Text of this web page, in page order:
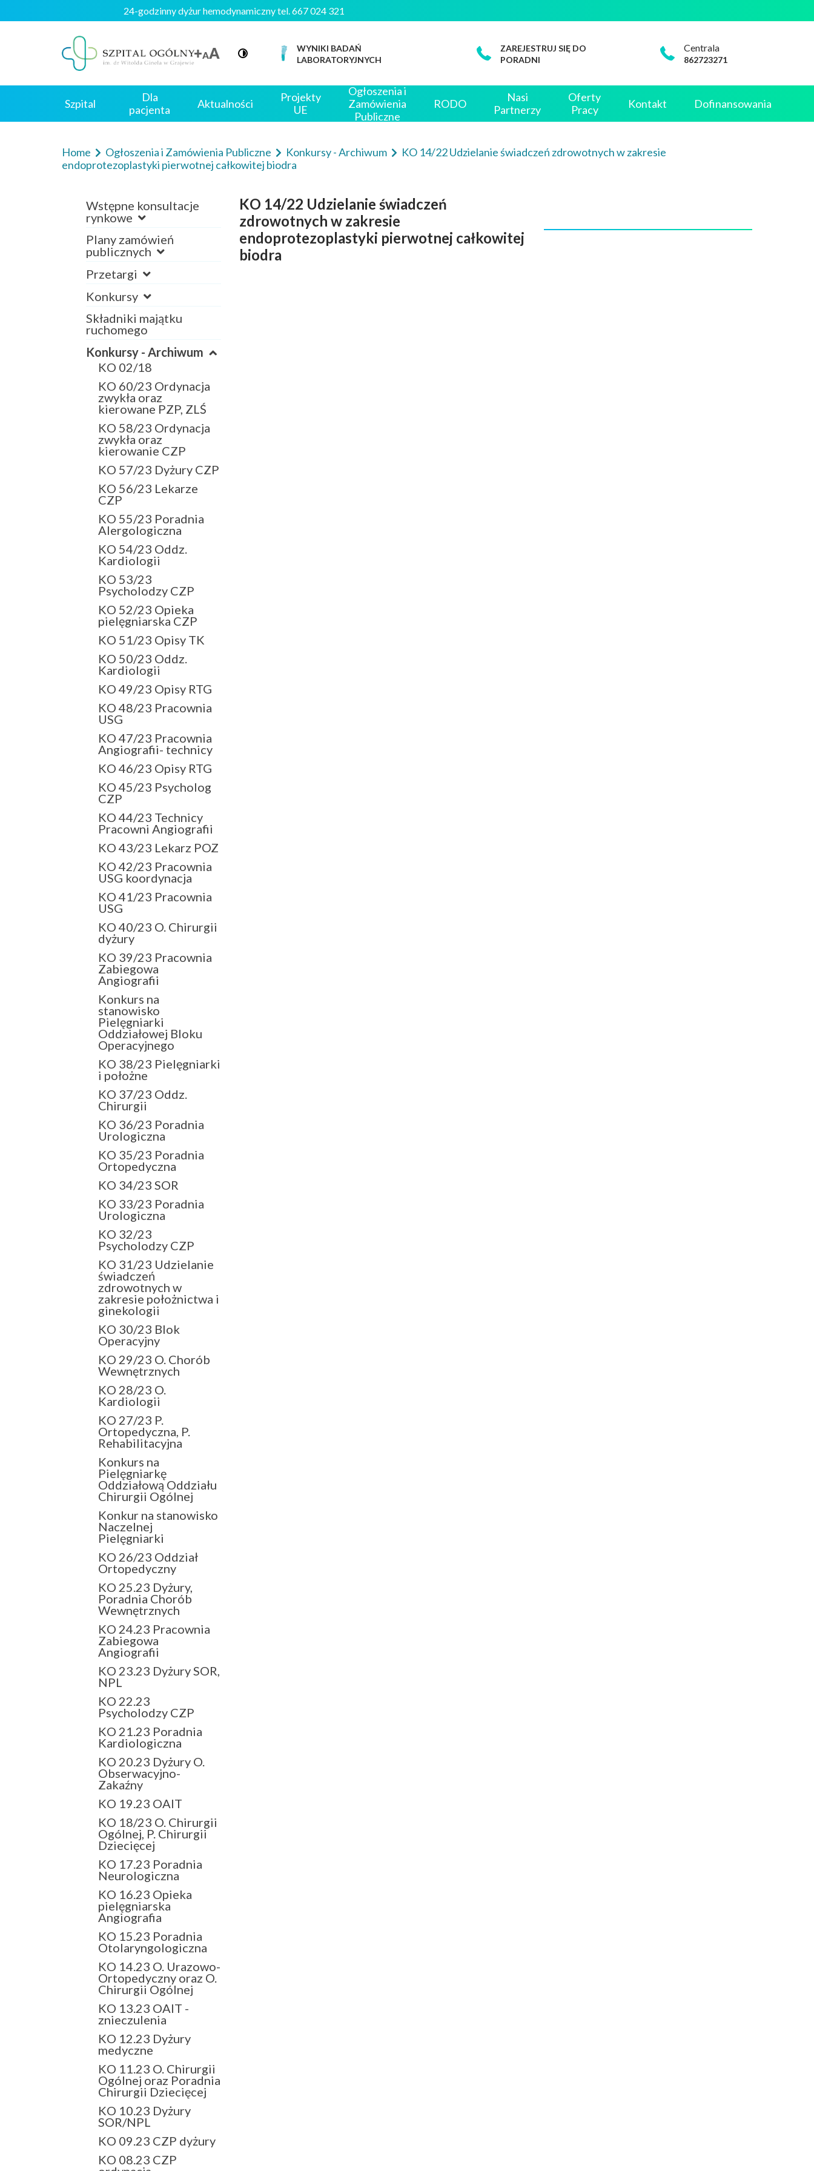
24-godzinny dyżur hemodynamiczny tel. 667 024 321
WYNIKI BADAŃ
LABORATORYJNYCH
ZAREJESTRUJ SIĘ DO
PORADNI
Centrala
862723271
Szpital
Dla
pacjenta
Aktualności
Projekty
UE
Ogłoszenia i
Zamówienia
Publiczne
RODO
Nasi
Partnerzy
Oferty
Pracy
Kontakt Dofinansowania
Home Ogłoszenia i Zamówienia Publiczne Konkursy - Archiwum
KO 14/22 Udzielanie świadczeń zdrowotnych w zakresie
endoprotezoplastyki pierwotnej całkowitej biodra
Wstępne konsultacje
rynkowe
Plany zamówień
publicznych
Przetargi
Konkursy
Składniki majątku
ruchomego
Konkursy - Archiwum
KO 02/18
KO 60/23 Ordynacja
zwykła oraz
kierowane PZP, ZLŚ
KO 58/23 Ordynacja
zwykła oraz
kierowanie CZP
KO 57/23 Dyżury CZP
KO 56/23 Lekarze
CZP
KO 55/23 Poradnia
Alergologiczna
KO 54/23 Oddz.
Kardiologii
KO 53/23
Psycholodzy CZP
KO 52/23 Opieka
pielęgniarska CZP
KO 51/23 Opisy TK
KO 50/23 Oddz.
Kardiologii
KO 49/23 Opisy RTG
KO 48/23 Pracownia
USG
KO 47/23 Pracownia
Angiografii- technicy
KO 46/23 Opisy RTG
KO 45/23 Psycholog
CZP
KO 44/23 Technicy
Pracowni Angiografii
KO 43/23 Lekarz POZ
KO 42/23 Pracownia
USG koordynacja
KO 41/23 Pracownia
USG
KO 40/23 O. Chirurgii
dyżury
KO 39/23 Pracownia
Zabiegowa
Angiografii
Konkurs na
stanowisko
Pielęgniarki
Oddziałowej Bloku
Operacyjnego
KO 38/23 Pielęgniarki
i położne
KO 37/23 Oddz.
Chirurgii
KO 36/23 Poradnia
Urologiczna
KO 35/23 Poradnia
Ortopedyczna
KO 34/23 SOR
KO 33/23 Poradnia
Urologiczna
KO 32/23
Psycholodzy CZP
KO 31/23 Udzielanie
świadczeń
zdrowotnych w
zakresie położnictwa i
ginekologii
KO 30/23 Blok
Operacyjny
KO 29/23 O. Chorób
Wewnętrznych
KO 28/23 O.
Kardiologii
KO 27/23 P.
Ortopedyczna, P.
Rehabilitacyjna
Konkurs na
Pielęgniarkę
Oddziałową Oddziału
Chirurgii Ogólnej
Konkur na stanowisko
Naczelnej
Pielęgniarki
KO 26/23 Oddział
Ortopedyczny
KO 25.23 Dyżury,
Poradnia Chorób
Wewnętrznych
KO 24.23 Pracownia
Zabiegowa
Angiografii
KO 23.23 Dyżury SOR,
NPL
KO 22.23
Psycholodzy CZP
KO 21.23 Poradnia
Kardiologiczna
KO 20.23 Dyżury O.
Obserwacyjno-
Zakaźny
KO 19.23 OAIT
KO 18/23 O. Chirurgii
Ogólnej, P. Chirurgii
Dziecięcej
KO 17.23 Poradnia
Neurologiczna
KO 16.23 Opieka
pielęgniarska
Angiografia
KO 15.23 Poradnia
Otolaryngologiczna
KO 14.23 O. Urazowo-
Ortopedyczny oraz O.
Chirurgii Ogólnej
KO 13.23 OAIT -
znieczulenia
KO 12.23 Dyżury
medyczne
KO 11.23 O. Chirurgii
Ogólnej oraz Poradnia
Chirurgii Dziecięcej
KO 10.23 Dyżury
SOR/NPL
KO 09.23 CZP dyżury
KO 08.23 CZP
KO 14/22 Udzielanie świadczeń
zdrowotnych w zakresie
endoprotezoplastyki pierwotnej całkowitej
biodra